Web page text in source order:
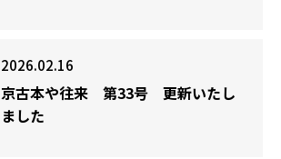
2026.02.16
京古本や往来 第33号 更新いたし
ました